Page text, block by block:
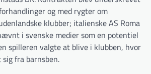
og med rygter om
klubber; italienske AS Roma
i svenske medier som en potentiel
spilleren valgte at blive i klubben, hvor
fra barnsben.